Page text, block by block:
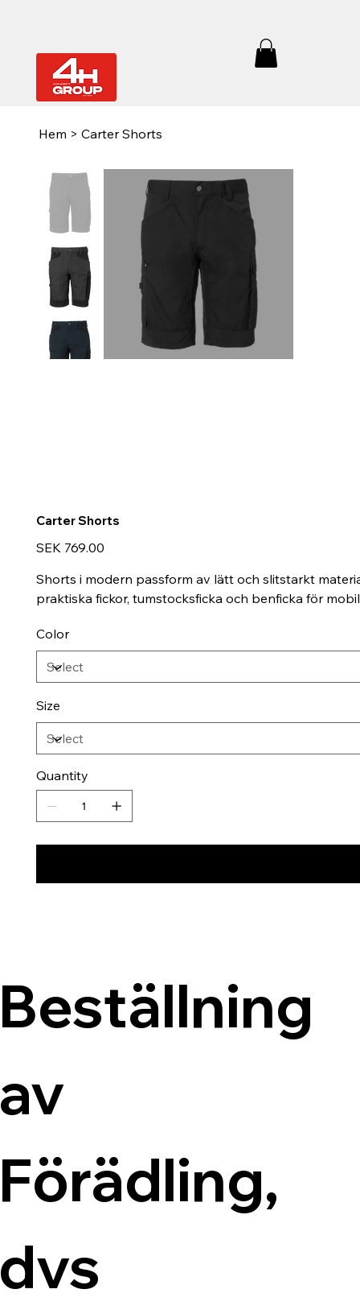
Hem > Carter Shorts
Carter Shorts
Price
SEK 769.00
Shorts i modern passform av lätt och slitstarkt
praktiska fickor, tumstocksficka och benficka för
Color
Size
Quantity